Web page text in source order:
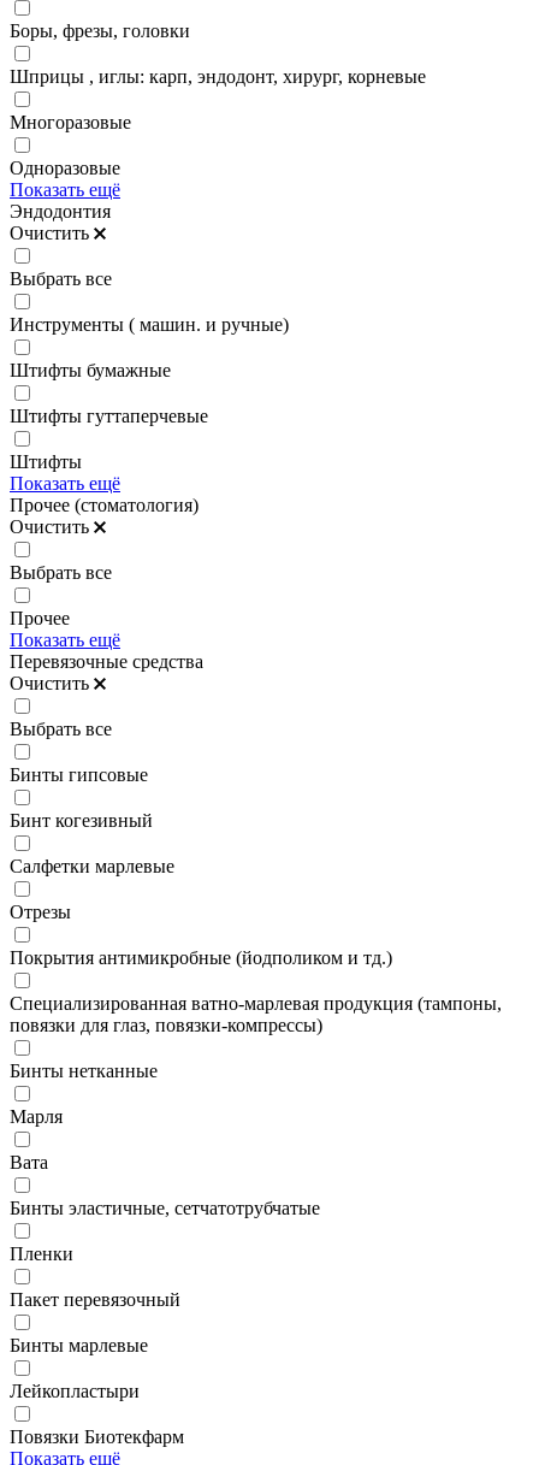
Боры, фрезы, головки
Шприцы , иглы: карп, эндодонт, хирург, корневые
Многоразовые
Одноразовые
Показать ещё
Эндодонтия
Очистить
Выбрать все
Инструменты ( машин. и ручные)
Штифты бумажные
Штифты гуттаперчевые
Штифты
Показать ещё
Прочее (стоматология)
Очистить
Выбрать все
Прочее
Показать ещё
Перевязочные средства
Очистить
Выбрать все
Бинты гипсовые
Бинт когезивный
Салфетки марлевые
Отрезы
Покрытия антимикробные (йодполиком и тд.)
Специализированная ватно-марлевая продукция (тампоны,
повязки для глаз, повязки-компрессы)
Бинты нетканные
Марля
Вата
Бинты эластичные, сетчатотрубчатые
Пленки
Пакет перевязочный
Бинты марлевые
Лейкопластыри
Повязки Биотекфарм
Показать ещё